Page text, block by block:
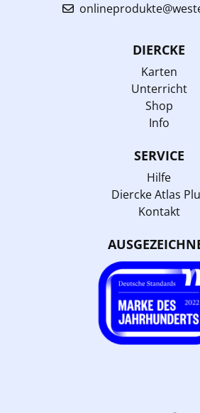
DIERCKE
Karten
Unterricht
Shop
Info
SERVICE
Hilfe
Diercke Atlas
Kontakt